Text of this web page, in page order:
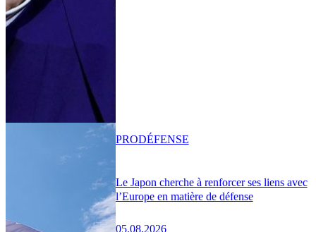
Le Japon cherche à renforcer ses liens avec
l’Europe en matière de défense
05.08.2026
PRODÉFENSE